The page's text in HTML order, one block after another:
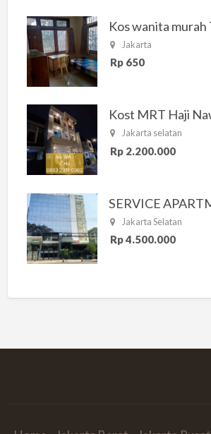
Jakarta
Rp 650
Jakarta selatan
Rp 2.200.000
Jakarta Selatan
Rp 4.500.000